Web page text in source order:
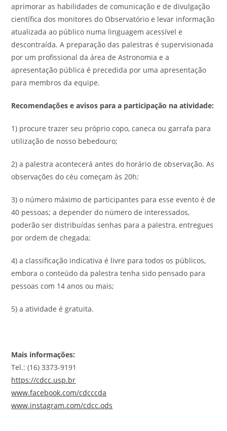
aprimorar as habilidades de comunicação e de divulgação
científica dos monitores do Observatório e levar informação
atualizada ao público numa linguagem acessível e
descontraída. A preparação das palestras é supervisionada
por um profissional da área de Astronomia e a
apresentação pública é precedida por uma apresentação
para membros da equipe.
Recomendações e avisos para a participação na atividade:
1) procure trazer seu próprio copo, caneca ou garrafa para
utilização de nosso bebedouro;
2) a palestra acontecerá antes do horário de observação. As
observações do céu começam às 20h;
3) o número máximo de participantes para esse evento é de
40 pessoas; a depender do número de interessados,
poderão ser distribuídas senhas para a palestra, entregues
por ordem de chegada;
4) a classificação indicativa é livre para todos os públicos,
embora o conteúdo da palestra tenha sido pensado para
pessoas com 14 anos ou mais;
5) a atividade é gratuita.
Mais informações:
Tel.: (16) 3373-9191
https://cdcc.usp.br
www.facebook.com/cdcccda
www.instagram.com/cdcc.ods